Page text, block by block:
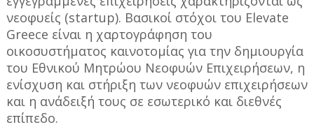
νεοφυείς (startup). Βασικοί στόχοι του Elevate
Greece είναι η χαρτογράφηση του
οικοσυστήματος καινοτομίας για την δημιουργία
του Εθνικού Μητρώου Νεοφυών Επιχειρήσεων, η
ενίσχυση και στήριξη των νεοφυών επιχειρήσεων
και η ανάδειξή τους σε εσωτερικό και διεθνές
επίπεδο.